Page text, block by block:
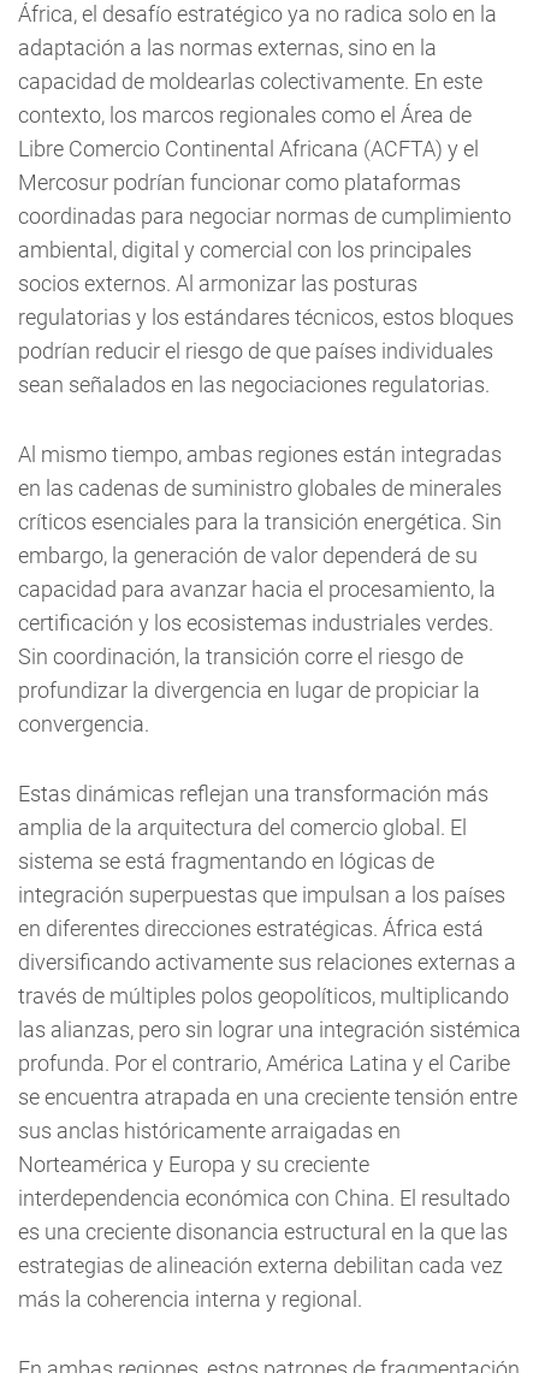
África, el desafío estratégico ya no radica solo en la
adaptación a las normas externas, sino en la
capacidad de moldearlas colectivamente. En este
contexto, los marcos regionales como el Área de
Libre Comercio Continental Africana (ACFTA) y el
Mercosur podrían funcionar como plataformas
coordinadas para negociar normas de cumplimiento
ambiental, digital y comercial con los principales
socios externos. Al armonizar las posturas
regulatorias y los estándares técnicos, estos bloques
podrían reducir el riesgo de que países individuales
sean señalados en las negociaciones regulatorias.
Al mismo tiempo, ambas regiones están integradas
en las cadenas de suministro globales de minerales
críticos esenciales para la transición energética. Sin
embargo, la generación de valor dependerá de su
capacidad para avanzar hacia el procesamiento, la
certificación y los ecosistemas industriales verdes.
Sin coordinación, la transición corre el riesgo de
profundizar la divergencia en lugar de propiciar la
convergencia.
Estas dinámicas reflejan una transformación más
amplia de la arquitectura del comercio global. El
sistema se está fragmentando en lógicas de
integración superpuestas que impulsan a los países
en diferentes direcciones estratégicas. África está
diversificando activamente sus relaciones externas a
través de múltiples polos geopolíticos, multiplicando
las alianzas, pero sin lograr una integración sistémica
profunda. Por el contrario, América Latina y el Caribe
se encuentra atrapada en una creciente tensión entre
sus anclas históricamente arraigadas en
Norteamérica y Europa y su creciente
interdependencia económica con China. El resultado
es una creciente disonancia estructural en la que las
estrategias de alineación externa debilitan cada vez
más la coherencia interna y regional.